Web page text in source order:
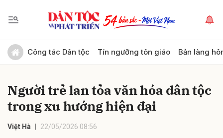
Công tác Dân tộc Tín ngưỡng tôn giáo Bản làng
Người trẻ lan tỏa văn hóa dân tộc
trong xu hướng hiện đại
Việt Hà 22/05/2026 08:56
Gửi bình luận